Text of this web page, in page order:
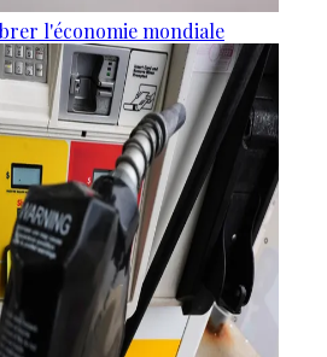
l'économie mondiale